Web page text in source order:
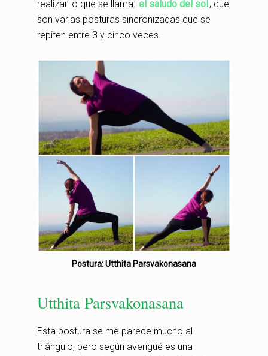
realizar lo que se llama: el saludo del sol , que
son varias posturas sincronizadas que se
repiten entre 3 y cinco veces.
Postura: Utthita Parsvakonasana
Utthita Parsvakonasana
Esta postura se me parece mucho al
triángulo, pero según averigüé es una